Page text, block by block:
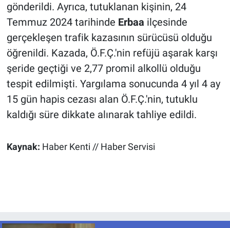
gönderildi. Ayrıca, tutuklanan kişinin, 24
Temmuz 2024 tarihinde Erbaa ilçesinde
gerçekleşen trafik kazasının sürücüsü olduğu
öğrenildi. Kazada, Ö.F.Ç.'nin refüjü aşarak karşı
şeride geçtiği ve 2,77 promil alkollü olduğu
tespit edilmişti. Yargılama sonucunda 4 yıl 4 ay
15 gün hapis cezası alan Ö.F.Ç.'nin, tutuklu
kaldığı süre dikkate alınarak tahliye edildi.
Kaynak: Haber Kenti // Haber Servisi